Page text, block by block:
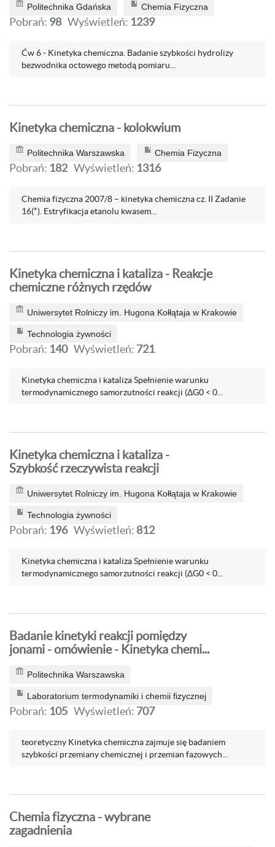
Politechnika Gdańska Chemia Fizyczna
Pobrań: 98 Wyświetleń: 1239
Ćw 6 - Kinetyka chemiczna. Badanie szybkości hydrolizy
bezwodnika octowego metodą pomiaru...
Kinetyka chemiczna - kolokwium
Politechnika Warszawska Chemia Fizyczna
Pobrań: 182 Wyświetleń: 1316
Chemia fizyczna 2007/8 – kinetyka chemiczna cz. II Zadanie
16(*). Estryfikacja etanolu kwasem...
Kinetyka chemiczna i kataliza - Reakcje
chemiczne różnych rzędów
Uniwersytet Rolniczy im. Hugona Kołłątaja w Krakowie
Technologia żywności
Pobrań: 140 Wyświetleń: 721
Kinetyka chemiczna i kataliza Spełnienie warunku
termodynamicznego samorzutności reakcji (ΔG0 < 0...
Kinetyka chemiczna i kataliza -
Szybkość rzeczywista reakcji
Uniwersytet Rolniczy im. Hugona Kołłątaja w Krakowie
Technologia żywności
Pobrań: 196 Wyświetleń: 812
Kinetyka chemiczna i kataliza Spełnienie warunku
termodynamicznego samorzutności reakcji (ΔG0 < 0...
Badanie kinetyki reakcji pomiędzy
jonami - omówienie - Kinetyka chemi...
Politechnika Warszawska
Laboratorium termodynamiki i chemii fizycznej
Pobrań: 105 Wyświetleń: 707
teoretyczny Kinetyka chemiczna zajmuje się badaniem
szybkości przemiany chemicznej i przemian fazowych...
Chemia fizyczna - wybrane
zagadnienia